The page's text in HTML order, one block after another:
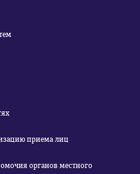
приема лиц
органов местного